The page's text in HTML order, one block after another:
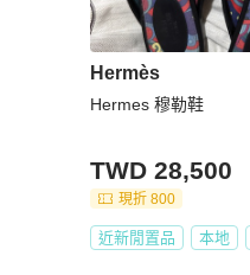
Hermès
Hermes 穆勒鞋
TWD 28,500
現折 800
近新閒置品 本地